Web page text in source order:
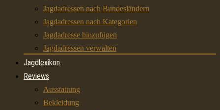
Jagdadressen nach Bundesländern
Jagdadressen nach Kategorien
Jagdadresse hinzufügen
Jagdadressen verwalten
Jagdlexikon
Reviews
Ausstattung
Bekleidung